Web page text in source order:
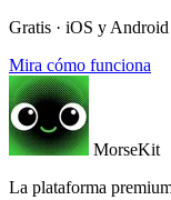
Gratis · iOS y Android
Mira cómo funciona
MorseKit
La plataforma